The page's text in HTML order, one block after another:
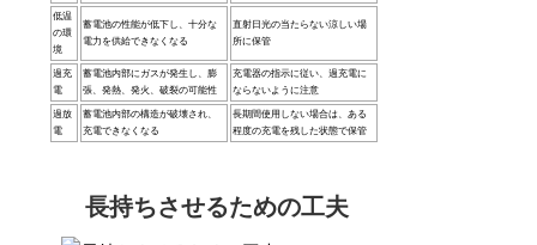
低温
の環
境
蓄電池の性能が低下し、十分な
電力を供給できなくなる
直射日光の当たらない涼しい場
所に保管
過充
電
蓄電池内部にガスが発生し、膨
張、発熱、発火、破裂の可能性
充電器の指示に従い、過充電に
ならないように注意
過放
電
蓄電池内部の構造が破壊され、
充電できなくなる
長期間使用しない場合は、ある
程度の充電を残した状態で保管
長持ちさせるための工夫